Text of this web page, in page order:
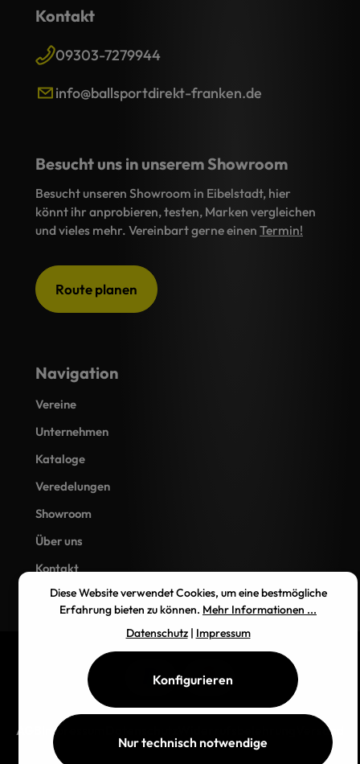
Kontakt
09303-7279944
info@ballsportdirekt-franken.de
Navigation
Vereine
Unternehmen
Kataloge
Veredelungen
Showroom
Über uns
Kontakt
Besucht uns in unserem Showroom
Besucht unseren Showroom in Eibelstadt, hier
könnt ihr anprobieren, testen, Marken vergleichen
und vieles mehr. Vereinbart gerne einen Termin!
Route planen
AGB Impressum Versand
Diese Website verwendet Cookies, um eine bestmögliche
Erfahrung bieten zu können. Mehr Informationen ...
Datenschutz| Impressum
Nur technisch notwendige
Konfigurieren